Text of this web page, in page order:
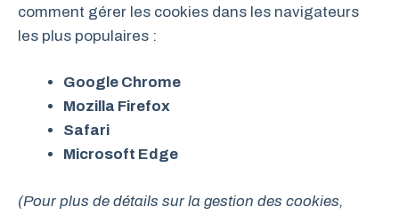
comment gérer les cookies dans les navigateurs
les plus populaires :
Google Chrome
Mozilla Firefox
Safari
Microsoft Edge
(Pour plus de détails sur la gestion des cookies,